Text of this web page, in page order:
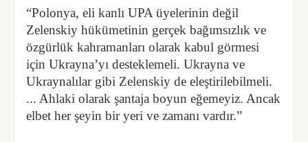
“Polonya, eli kanlı UPA üyelerinin değil
Zelenskiy hükümetinin gerçek bağımsızlık ve
özgürlük kahramanları olarak kabul görmesi
için Ukrayna’yı desteklemeli. Ukrayna ve
Ukraynalılar gibi Zelenskiy de eleştirilebilmeli.
... Ahlaki olarak şantaja boyun eğemeyiz. Ancak
elbet her şeyin bir yeri ve zamanı vardır.”